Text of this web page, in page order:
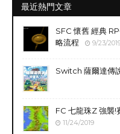
最近熱門文章
SFC 懷舊 經典
略流程
9/23/
Switch 薩爾達傳
FC 七龍珠Z 強襲!
11/24/2019